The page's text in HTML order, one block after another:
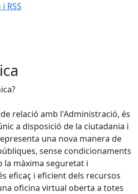
RSS
relació amb l'Administració, és
a disposició de la ciutadania i
una nova manera de
sense condicionaments
la màxima seguretat i
eficaç i eficient dels recursos
oficina virtual oberta a totes